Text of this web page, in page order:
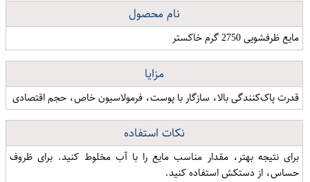
نام محصول
مایع ظرفشویی 2750 گرم خاکستر
مزایا
قدرت پاک‌کنندگی بالا، سازگار با پوست، فرمولاسیون خاص، حجم اقتصادی
نکات استفاده
برای نتیجه بهتر، مقدار مناسب مایع را با آب مخلوط کنید. برای ظروف
حساس، از دستکش استفاده کنید.